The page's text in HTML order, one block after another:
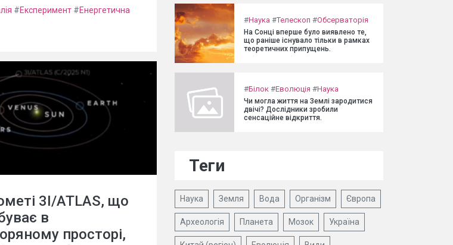
#Експеримент #Енергетична
3I/ATLAS, що
в
просторі,
#Наука #Телескоп #Обсерваторія
На Сонці вперше було виявлено те,
що раніше існувало тільки в рамках
теоретичних припущень.
#Білок #Еволюція #Наука
Чи могла життя на Землі зародитися
двічі? Дослідники зробили
сенсаційне відкриття.
Теги
Наука Земля Вода Організм Європа
Археологія Планета Мозок Україна